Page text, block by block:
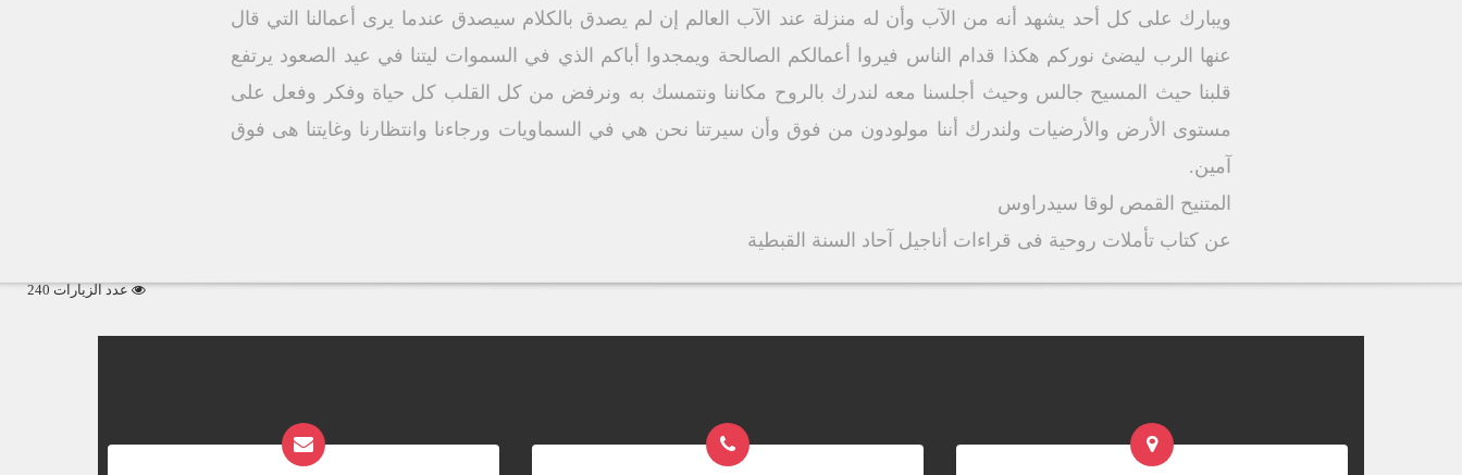
ويبارك على كل أحد يشهد أنه من الآب وأن له منزلة عند الآب العالم إن لم يصدق بالكلام سيصدق عندما يرى أعمالنا التي قال
عنها الرب ليضئ نوركم هكذا قدام الناس فيروا أعمالكم الصالحة ويمجدوا أباكم الذي في السموات ليتنا في عيد الصعود يرتفع
قلبنا حيث المسيح جالس وحيث أجلسنا معه لندرك بالروح مكاننا ونتمسك به ونرفض من كل القلب كل حياة وفكر وفعل على
مستوى الأرض والأرضيات ولندرك أننا مولودون من فوق وأن سيرتنا نحن هي في السماويات ورجاءنا وانتظارنا وغايتنا هى فوق
آمین.
المتنيح القمص لوقا سيدراوس
عن كتاب تأملات روحية فى قراءات أناجيل آحاد السنة القبطية
عدد الزيارات 240